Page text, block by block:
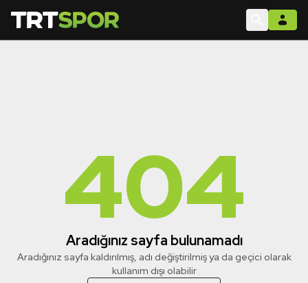
404
Aradığınız sayfa bulunamadı
Aradığınız sayfa kaldırılmış, adı değiştirilmiş ya da geçici olarak
kullanım dışı olabilir